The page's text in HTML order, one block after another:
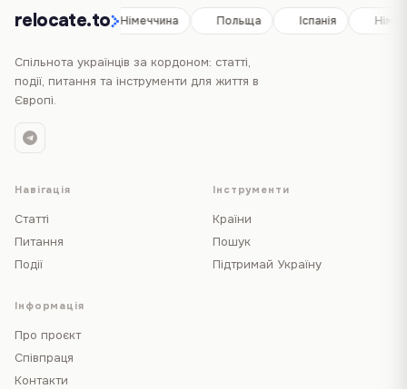
relocate.to
Іспанія Німеччина Польща Іспанія
Спільнота українців за кордоном: статті,
події, питання та інструменти для життя в
Європі.
Навігація
Статті
Питання
Події
Інструменти
Країни
Пошук
Підтримай Україну
Інформація
Про проєкт
Співпраця
Контакти